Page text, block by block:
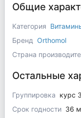
Общие
Категория
Бренд
Orthomol
Страна
Остальные
Группировка курс
Срок годности 36